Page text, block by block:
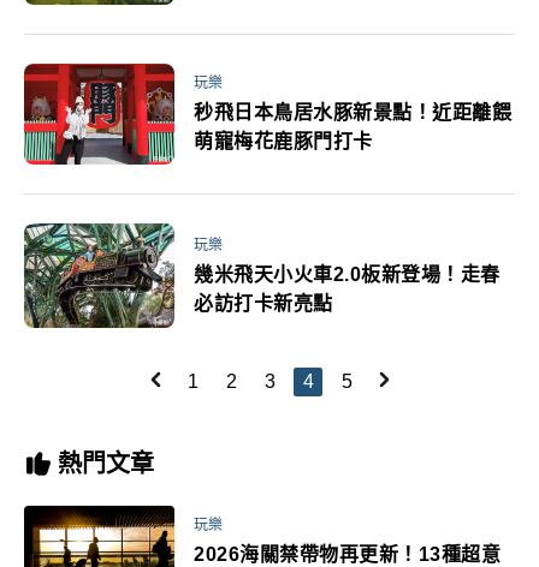
玩樂
秒飛日本鳥居水豚新景點！近距離餵
萌寵梅花鹿豚門打卡
玩樂
幾米飛天小火車2.0板新登場！走春
必訪打卡新亮點
1 2 3 4 5
熱門文章
玩樂
2026海關禁帶物再更新！13種超意